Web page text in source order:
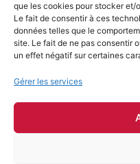
que les cookies pour stocker et/
Le fait de consentir à ces
données telles que le
site. Le fait de ne pas consentir
un effet négatif sur certaines
Gérer les services
Conditions générales
FAQ
© 2025 Ciné-Tamaris